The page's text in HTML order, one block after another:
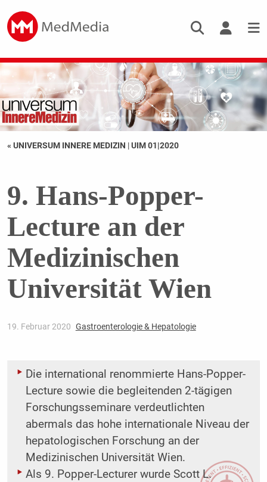
« UNIVERSUM INNERE MEDIZIN |UIM 01|2020
9. Hans-Popper-
Lecture an der
Medizinischen
Universität Wien
19. Februar 2020 Gastroenterologie & Hepatologie
Die international renommierte Hans-Popper-
Lecture sowie die begleitenden 2-tägigen
Forschungsseminare verdeutlichten
abermals das hohe internationale Niveau der
hepatologischen Forschung an der
Medizinischen Universität Wien.
Als 9. Popper-Lecturer wurde Scott L.